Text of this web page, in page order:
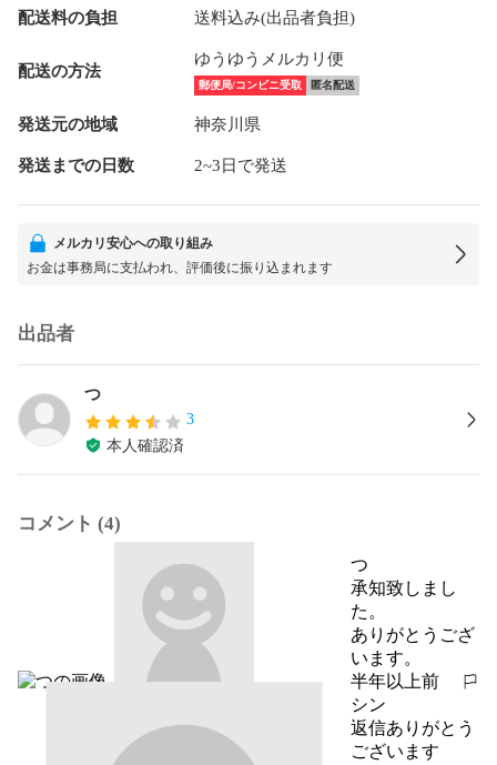
配送料の負担 送料込み(出品者負担)
配送の方法
ゆうゆうメルカリ便
郵便局/コンビニ受取 匿名配送
発送元の地域 神奈川県
発送までの日数 2~3日で発送
メルカリ安心への取り組み
お金は事務局に支払われ、評価後に振り込まれます
出品者
つ
3
本人確認済
コメント (4)
つ
承知致しまし
た。
ありがとうござ
います。
半年以上前
報告する
シン
返信ありがとう
ございます